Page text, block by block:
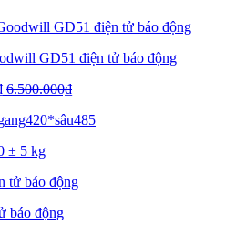
GD51 điện tử báo động
6.500.000₫
± 5 kg
báo động